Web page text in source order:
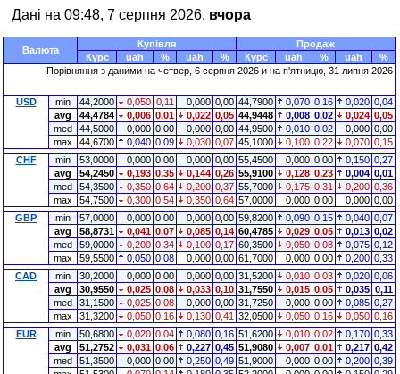
Дані на 09:48, 7 серпня 2026, вчора
Валюта
Купівля
Продаж
Курс
uah % uah % Курс uah % uah
%
Порівняння з даними на четвер, 6 серпня 2026 и на п'ятницю, 31 липня 2026
USD min 44,2000 0,050 0,11 0,000 0,00 44,7900 0,070 0,16 0,020 0,04
avg
44,4784 0,006 0,01 0,022 0,05 44,9448 0,008 0,02 0,024 0,05
med
44,5000 0,000 0,00 0,000 0,00 44,9500 0,010 0,02 0,000 0,00
max
44,6700 0,040 0,09 0,030 0,07 45,1000 0,100 0,22 0,070 0,15
CHF
min 53,0000 0,000 0,00 0,000 0,00 55,4500 0,000 0,00 0,150 0,27
avg
54,2450 0,193 0,35 0,144 0,26 55,9100 0,128 0,23 0,004 0,01
med
54,3500 0,350 0,64 0,200 0,37 55,7000 0,175 0,31 0,200 0,36
max
54,7500 0,300 0,54 0,350 0,64 57,0000 0,000 0,00 0,000 0,00
GBP
min 57,0000 0,000 0,00 0,000 0,00 59,8200 0,090 0,15 0,040 0,07
avg
58,8731 0,041 0,07 0,085 0,14 60,4785 0,029 0,05 0,013 0,02
med
59,0000 0,200 0,34 0,100 0,17 60,3500 0,050 0,08 0,075 0,12
max
59,5500 0,050 0,08 0,000 0,00 61,7000 0,000 0,00 0,200 0,33
CAD
min 30,2000 0,000 0,00 0,000 0,00 31,5200 0,010 0,03 0,020 0,06
avg
30,9550 0,025 0,08 0,033 0,10 31,7550 0,015 0,05 0,035 0,11
med
31,1500 0,025 0,08 0,000 0,00 31,7250 0,000 0,00 0,085 0,27
max
31,3200 0,050 0,16 0,130 0,41 32,0500 0,050 0,16 0,050 0,16
EUR
min 50,6800 0,020 0,04 0,080 0,16 51,6200 0,010 0,02 0,170 0,33
avg
51,2752 0,031 0,06 0,227 0,45 51,9080 0,007 0,01 0,217 0,42
med
51,3500 0,000 0,00 0,250 0,49 51,9000 0,000 0,00 0,200 0,39